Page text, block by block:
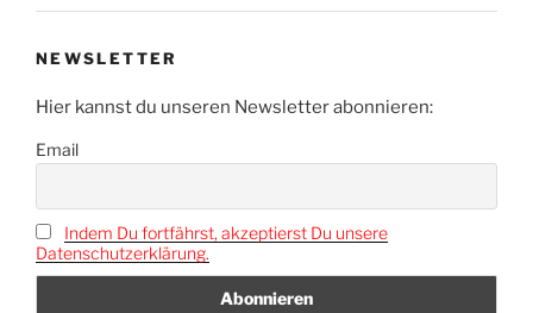
NEWSLETTER
Hier kannst du unseren Newsletter abonnieren:
Email
Indem Du fortfährst, akzeptierst Du unsere
Datenschutzerklärung.